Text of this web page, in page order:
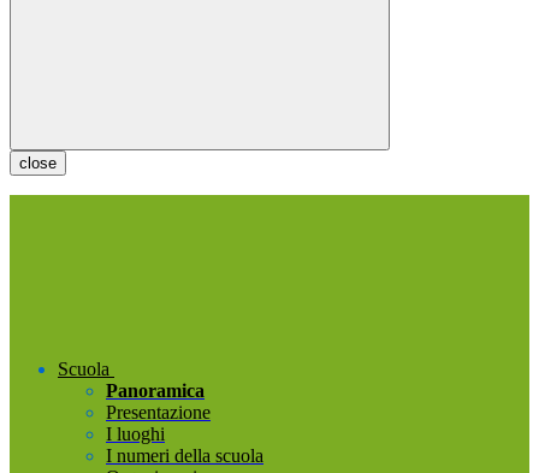
close
Scuola
Panoramica
Presentazione
I luoghi
I numeri della scuola